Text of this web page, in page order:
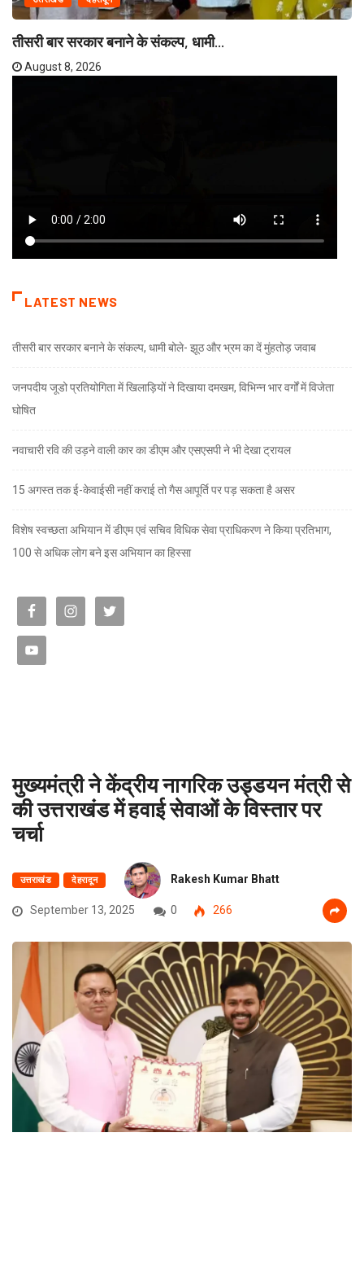
तीसरी बार सरकार बनाने के संकल्प, धामी...
August 8, 2026
LATEST NEWS
तीसरी बार सरकार बनाने के संकल्प, धामी बोले- झूठ और भ्रम का दें मुंहतोड़ जवाब
जनपदीय जूडो प्रतियोगिता में खिलाड़ियों ने दिखाया दमखम, विभिन्न भार वर्गों में विजेता
घोषित
नवाचारी रवि की उड़ने वाली कार का डीएम और एसएसपी ने भी देखा ट्रायल
15 अगस्त तक ई-केवाईसी नहीं कराई तो गैस आपूर्ति पर पड़ सकता है असर
विशेष स्वच्छता अभियान में डीएम एवं सचिव विधिक सेवा प्राधिकरण ने किया प्रतिभाग,
100 से अधिक लोग बने इस अभियान का हिस्सा
मुख्यमंत्री ने केंद्रीय नागरिक उड्डयन मंत्री से
की उत्तराखंड में हवाई सेवाओं के विस्तार पर
चर्चा
उत्तराखंड देहरादून Rakesh Kumar Bhatt
September 13, 2025 0 266